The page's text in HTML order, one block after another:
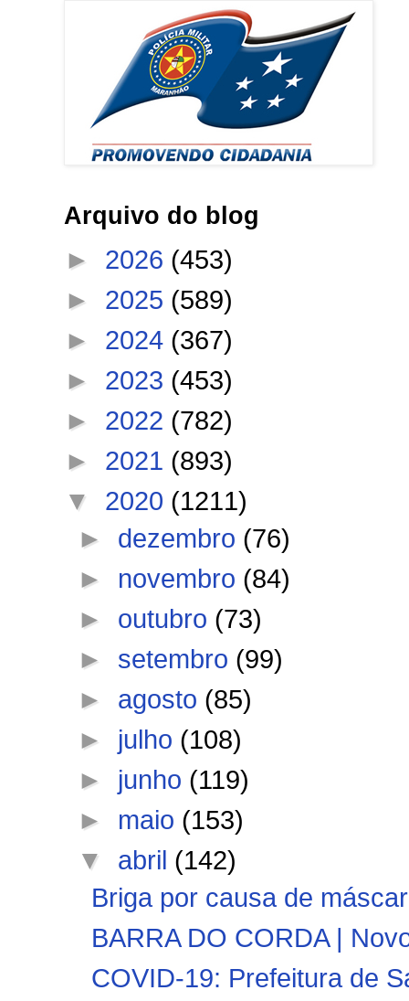
Arquivo do blog
► 2026 (453)
► 2025 (589)
► 2024 (367)
► 2023 (453)
► 2022 (782)
► 2021 (893)
▼ 2020 (1211)
► dezembro (76)
► novembro (84)
► outubro (73)
► setembro (99)
► agosto (85)
► julho (108)
► junho (119)
► maio (153)
▼ abril (142)
Briga por causa de
BARRA DO CORDA |
COVID-19: Prefeitura de